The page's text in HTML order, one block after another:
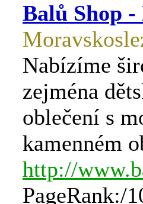
Balů Shop -
Nabízíme
zejména
oblečení s
kamenném
http://
PageRank:/